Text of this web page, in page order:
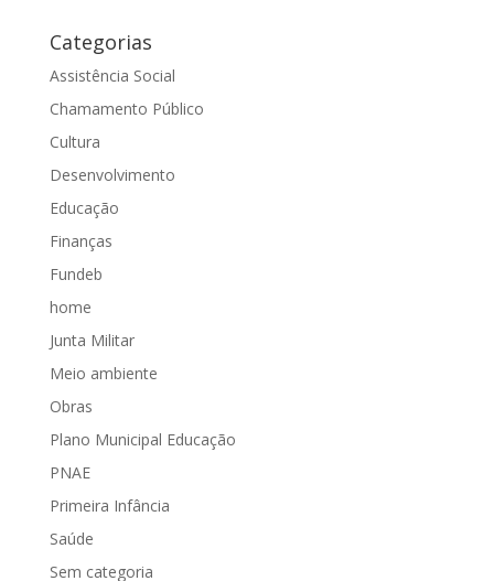
Categorias
Assistência Social
Chamamento Público
Cultura
Desenvolvimento
Educação
Finanças
Fundeb
home
Junta Militar
Meio ambiente
Obras
Plano Municipal Educação
PNAE
Primeira Infância
Saúde
Sem categoria